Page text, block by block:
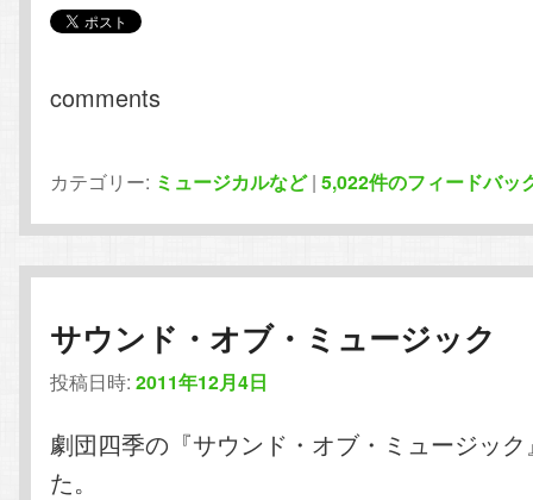
comments
カテゴリー: ミュージカルなど |5,022件のフィードバッ
サウンド・オブ・ミュージック
投稿日時:2011年12月4日
劇団四季の『サウンド・オブ・ミュージッ
た。